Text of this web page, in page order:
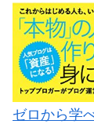
ゼロから学